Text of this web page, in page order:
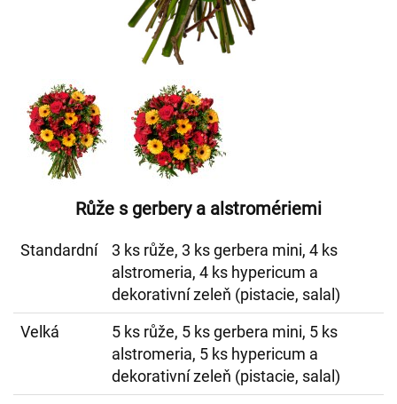
Růže s gerbery a alstromériemi
Standardní
3 ks růže, 3 ks gerbera mini, 4 ks
alstromeria, 4 ks hypericum a
dekorativní zeleň (pistacie, salal)
Velká
5 ks růže, 5 ks gerbera mini, 5 ks
alstromeria, 5 ks hypericum a
dekorativní zeleň (pistacie, salal)